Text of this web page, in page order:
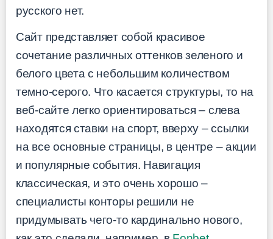
русского нет.
Сайт представляет собой красивое
сочетание различных оттенков зеленого и
белого цвета с небольшим количеством
темно-серого. Что касается структуры, то на
веб-сайте легко ориентироваться – слева
находятся ставки на спорт, вверху – ссылки
на все основные страницы, в центре – акции
и популярные события. Навигация
классическая, и это очень хорошо –
специалисты конторы решили не
придумывать чего-то кардинально нового,